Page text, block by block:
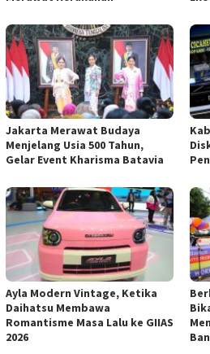
Jakarta Merawat Budaya
Menjelang Usia 500 Tahun,
Gelar Event Kharisma Batavia
Ayla Modern Vintage, Ketika
Daihatsu Membawa
Romantisme Masa Lalu ke GIIAS
2026